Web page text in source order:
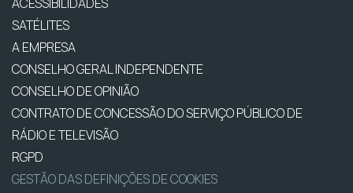
SATÉLITES
A EMPRESA
CONSELHO GERAL INDEPENDENTE
CONSELHO DE OPINIÃO
CONTRATO DE CONCESSÃO DO SERVIÇO PÚBLICO DE
RÁDIO E TELEVISÃO
RGPD
GESTÃO DAS DEFINIÇÕES DE COOKIES